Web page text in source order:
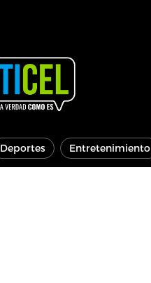
Deportes Entretenimiento